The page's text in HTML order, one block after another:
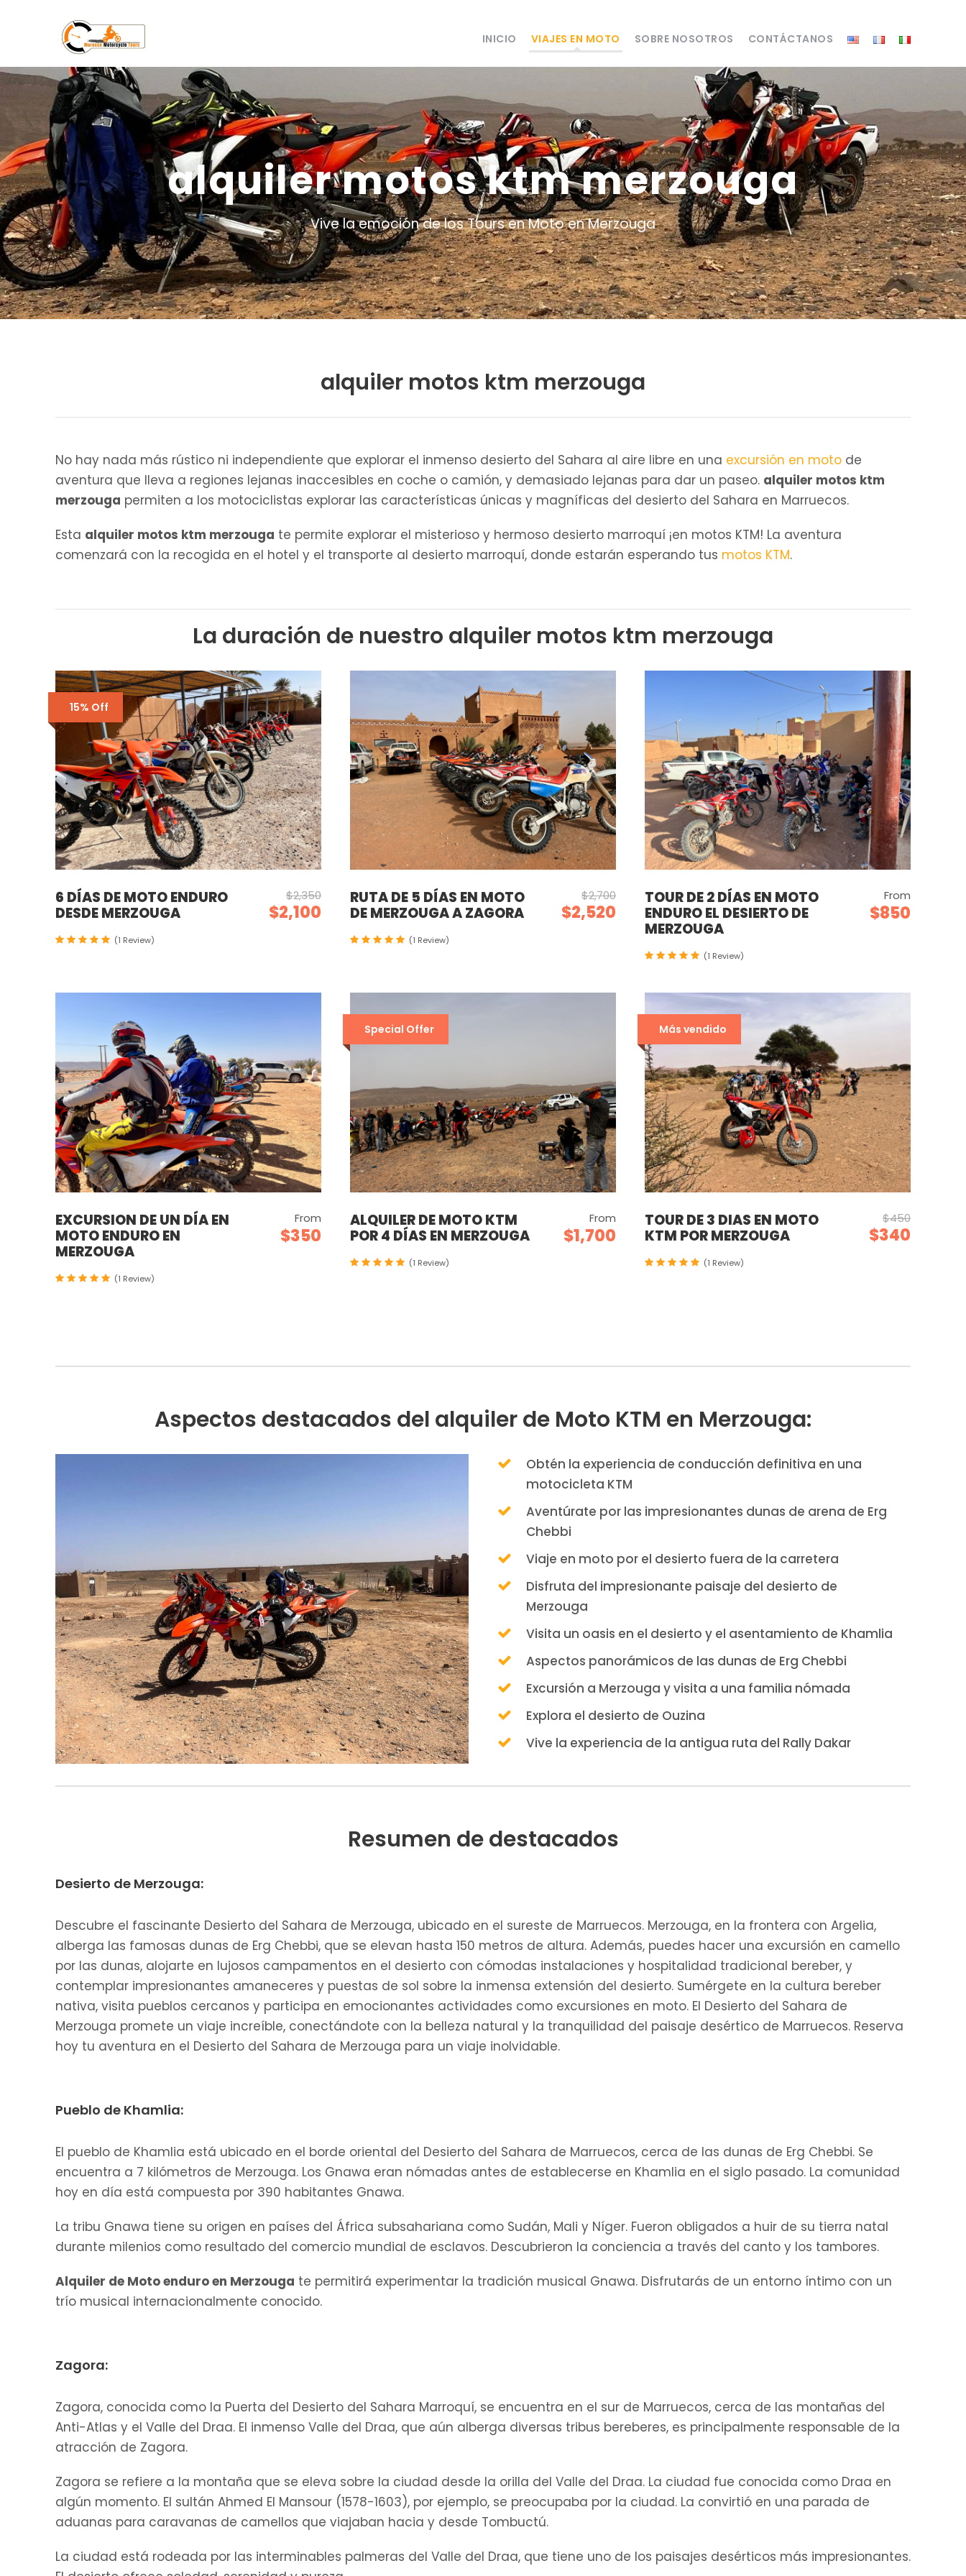
INICIO VIAJES EN MOTO SOBRE NOSOTROS CONTÁCTANOS
alquiler motos ktm merzouga
Vive la emoción de los Tours en Moto en Merzouga
alquiler motos ktm merzouga
No hay nada más rústico ni independiente que explorar el inmenso desierto del Sahara al aire libre en una excursión en moto de
aventura que lleva a regiones lejanas inaccesibles en coche o camión, y demasiado lejanas para dar un paseo. alquiler motos ktm
merzouga permiten a los motociclistas explorar las características únicas y magníficas del desierto del Sahara en Marruecos.
Esta alquiler motos ktm merzouga te permite explorar el misterioso y hermoso desierto marroquí ¡en motos KTM! La aventura
comenzará con la recogida en el hotel y el transporte al desierto marroquí, donde estarán esperando tus motos KTM.
La duración de nuestro alquiler motos ktm merzouga
15% Off
6 DÍAS DE MOTO ENDURO
DESDE MERZOUGA
$2,350
$2,100
(1 Review)
RUTA DE 5 DÍAS EN MOTO
DE MERZOUGA A ZAGORA
$2,700
$2,520
(1 Review)
TOUR DE 2 DÍAS EN MOTO
ENDURO EL DESIERTO DE
MERZOUGA
From
$850
(1 Review)
EXCURSION DE UN DÍA EN
MOTO ENDURO EN
MERZOUGA
From
$350
(1 Review)
Special Offer
ALQUILER DE MOTO KTM
POR 4 DÍAS EN MERZOUGA
From
$1,700
(1 Review)
Más vendido
TOUR DE 3 DIAS EN MOTO
KTM POR MERZOUGA
$450
$340
(1 Review)
Aspectos destacados del alquiler de Moto KTM en Merzouga:
Obtén la experiencia de conducción definitiva en una
motocicleta KTM
Aventúrate por las impresionantes dunas de arena de Erg
Chebbi
Viaje en moto por el desierto fuera de la carretera
Disfruta del impresionante paisaje del desierto de
Merzouga
Visita un oasis en el desierto y el asentamiento de Khamlia
Aspectos panorámicos de las dunas de Erg Chebbi
Excursión a Merzouga y visita a una familia nómada
Explora el desierto de Ouzina
Vive la experiencia de la antigua ruta del Rally Dakar
Resumen de destacados
Desierto de Merzouga:
Descubre el fascinante Desierto del Sahara de Merzouga, ubicado en el sureste de Marruecos. Merzouga, en la frontera con Argelia,
alberga las famosas dunas de Erg Chebbi, que se elevan hasta 150 metros de altura. Además, puedes hacer una excursión en camello
por las dunas, alojarte en lujosos campamentos en el desierto con cómodas instalaciones y hospitalidad tradicional bereber, y
contemplar impresionantes amaneceres y puestas de sol sobre la inmensa extensión del desierto. Sumérgete en la cultura bereber
nativa, visita pueblos cercanos y participa en emocionantes actividades como excursiones en moto. El Desierto del Sahara de
Merzouga promete un viaje increíble, conectándote con la belleza natural y la tranquilidad del paisaje desértico de Marruecos. Reserva
hoy tu aventura en el Desierto del Sahara de Merzouga para un viaje inolvidable.
Pueblo de Khamlia:
El pueblo de Khamlia está ubicado en el borde oriental del Desierto del Sahara de Marruecos, cerca de las dunas de Erg Chebbi. Se
encuentra a 7 kilómetros de Merzouga. Los Gnawa eran nómadas antes de establecerse en Khamlia en el siglo pasado. La comunidad
hoy en día está compuesta por 390 habitantes Gnawa.
La tribu Gnawa tiene su origen en países del África subsahariana como Sudán, Mali y Níger. Fueron obligados a huir de su tierra natal
durante milenios como resultado del comercio mundial de esclavos. Descubrieron la conciencia a través del canto y los tambores.
Alquiler de Moto enduro en Merzouga te permitirá experimentar la tradición musical Gnawa. Disfrutarás de un entorno íntimo con un
trío musical internacionalmente conocido.
Zagora:
Zagora, conocida como la Puerta del Desierto del Sahara Marroquí, se encuentra en el sur de Marruecos, cerca de las montañas del
Anti-Atlas y el Valle del Draa. El inmenso Valle del Draa, que aún alberga diversas tribus bereberes, es principalmente responsable de la
atracción de Zagora.
Zagora se refiere a la montaña que se eleva sobre la ciudad desde la orilla del Valle del Draa. La ciudad fue conocida como Draa en
algún momento. El sultán Ahmed El Mansour (1578-1603), por ejemplo, se preocupaba por la ciudad. La convirtió en una parada de
aduanas para caravanas de camellos que viajaban hacia y desde Tombuctú.
La ciudad está rodeada por las interminables palmeras del Valle del Draa, que tiene uno de los paisajes desérticos más impresionantes.